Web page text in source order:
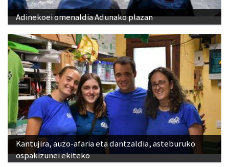
Adinekoei omenaldia Adunako plazan
Kantujira, auzo-afaria eta dantzaldia, asteburuko
ospakizunei ekiteko